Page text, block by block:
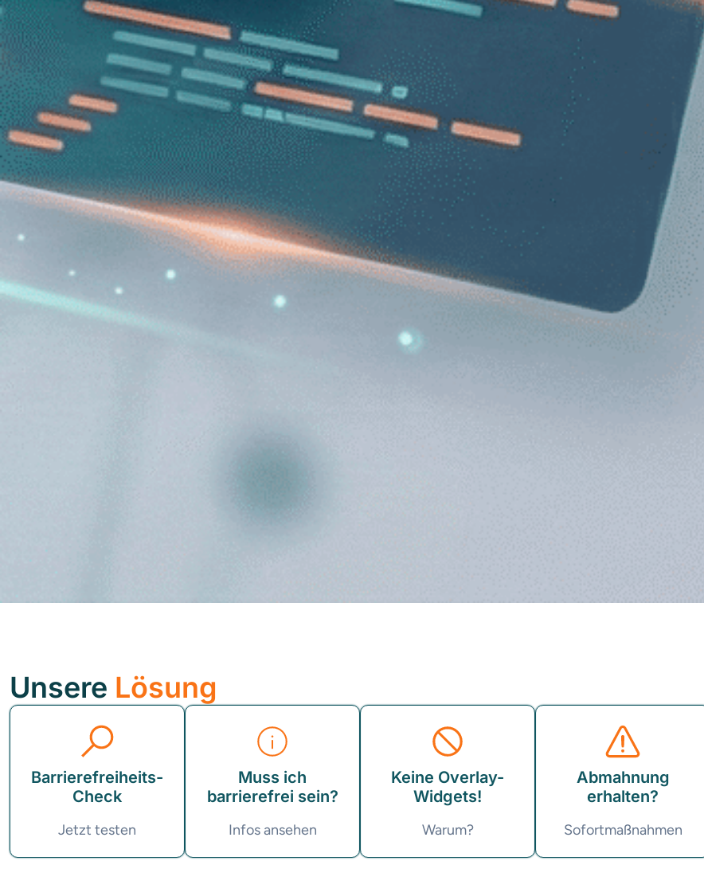
Unsere Lösung
Barrierefreiheits-
Check
Jetzt testen
Muss ich
barrierefrei sein?
Infos ansehen
Keine Overlay-
Widgets!
Warum?
Abmahnung
erhalten?
Sofortmaßnahmen